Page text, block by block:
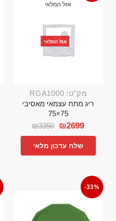
אזל המלאי
אזל המלאי
מק"ט: RGA1000
ריג מתח עצמאי מאסיבי
75×75
₪3350 ₪2699
שלח עדכון מלאי
-33%